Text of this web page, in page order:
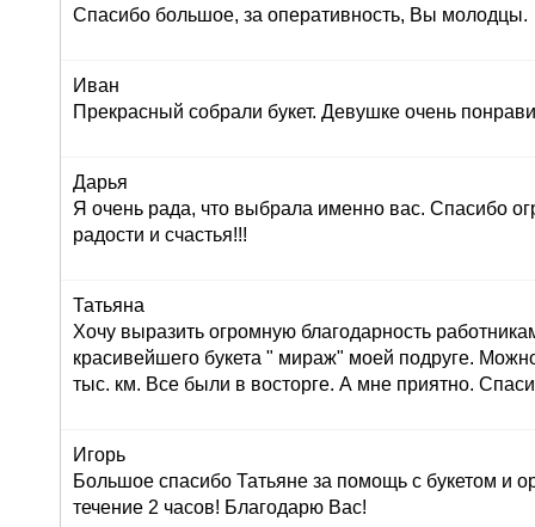
Спасибо большое, за оперативность, Вы молодцы.
Иван
Прекрасный собрали букет. Девушке очень
Дарья
Я очень рада, что выбрала именно вас. Спасибо
радости и счастья!!!
Татьяна
Хочу выразить огромную благодарность
красивейшего букета " мираж" моей подруге.
тыс. км. Все были в восторге. А мне приятно.
Игорь
Большое спасибо Татьяне за помощь с букетом и
течение 2 часов! Благодарю Вас!